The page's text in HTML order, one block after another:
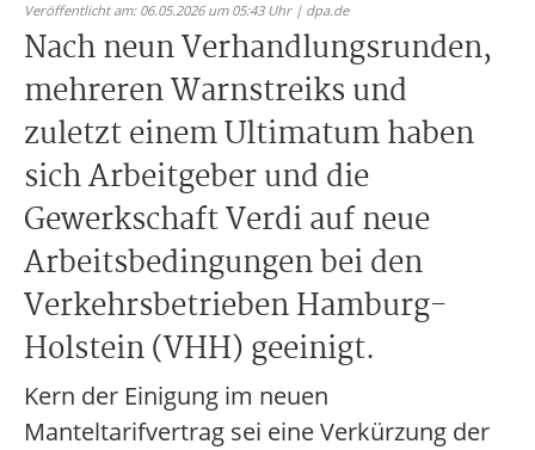
Veröffentlicht am: 06.05.2026 um 05:43 Uhr | dpa.de
Nach neun Verhandlungsrunden,
mehreren Warnstreiks und
zuletzt einem Ultimatum haben
sich Arbeitgeber und die
Gewerkschaft Verdi auf neue
Arbeitsbedingungen bei den
Verkehrsbetrieben Hamburg-
Holstein (VHH) geeinigt.
Kern der Einigung im neuen
Manteltarifvertrag sei eine Verkürzung der